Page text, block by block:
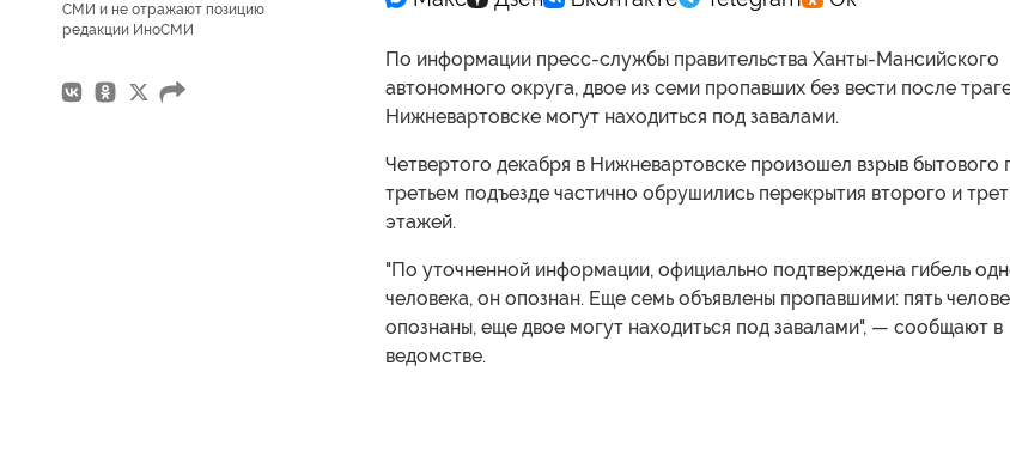
СМИ и не отражают позицию
редакции ИноСМИ
По информации пресс-службы правительства Ханты-Мансийского
автономного округа, двое из семи пропавших без вести после
Нижневартовске могут находиться под завалами.
Четвертого декабря в Нижневартовске произошел взрыв бытового
третьем подъезде частично обрушились перекрытия второго и
этажей.
"По уточненной информации, официально подтверждена гибель
человека, он опознан. Еще семь объявлены пропавшими: пять
опознаны, еще двое могут находиться под завалами", — сообщают в
ведомстве.